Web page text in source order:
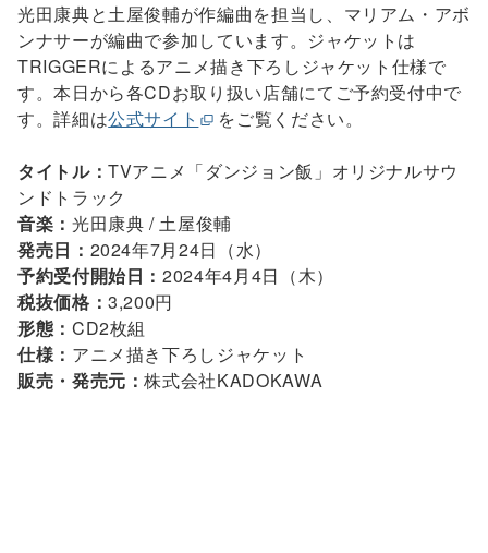
光田康典と土屋俊輔が作編曲を担当し、マリアム・アボ
ンナサーが編曲で参加しています。ジャケットは
TRIGGERによるアニメ描き下ろしジャケット仕様で
す。本日から各CDお取り扱い店舗にてご予約受付中で
す。詳細は公式サイト をご覧ください。
タイトル：TVアニメ「ダンジョン飯」オリジナルサウ
ンドトラック
音楽： 光田康典 / 土屋俊輔
発売日： 2024年7月24日（水）
予約受付開始日：2024年4月4日（木）
税抜価格：3,200円
形態： CD2枚組
仕様： アニメ描き下ろしジャケット
販売・発売元：株式会社KADOKAWA